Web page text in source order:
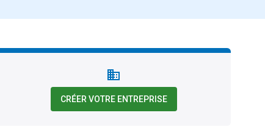
CRÉER VOTRE ENTREPRISE